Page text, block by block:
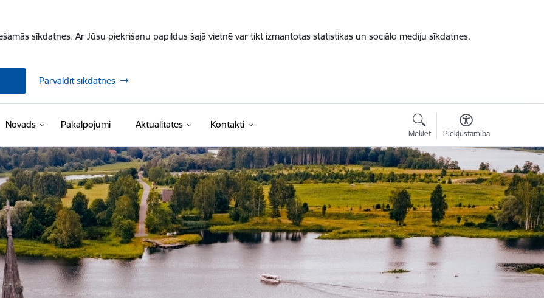
sīkdatnes. Ar Jūsu piekrišanu papildus šajā vietnē var tikt izmantotas statistikas un sociālo mediju sīkdatnes.
Pārvaldīt sīkdatnes
Novads Pakalpojumi Aktualitātes Kontakti
Meklēt Piekļūstamība